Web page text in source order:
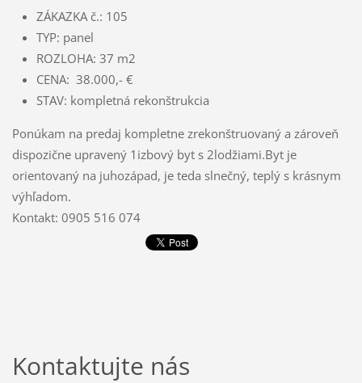
ZÁKAZKA č.: 105
TYP: panel
ROZLOHA: 37 m2
CENA: 38.000,- €
STAV: kompletná rekonštrukcia
Ponúkam na predaj kompletne zrekonštruovaný a zároveň
dispozične upravený 1izbový byt s 2lodžiami.Byt je
orientovaný na juhozápad, je teda slnečný, teplý s krásnym
výhľadom.
Kontakt: 0905 516 074
Kontaktujte nás